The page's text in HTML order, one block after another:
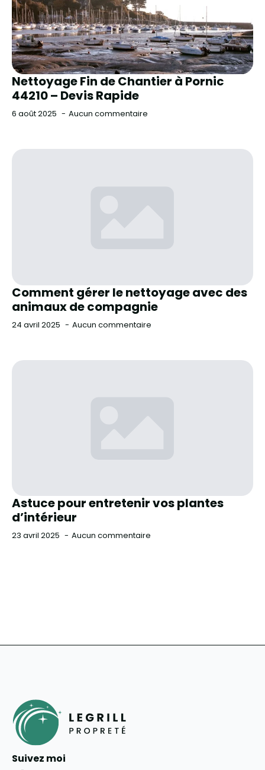
Nettoyage Fin de Chantier à Pornic
44210 – Devis Rapide
6 août 2025 Aucun commentaire
Comment gérer le nettoyage avec des
animaux de compagnie
24 avril 2025 Aucun commentaire
Astuce pour entretenir vos plantes
d’intérieur
23 avril 2025 Aucun commentaire
Suivez moi